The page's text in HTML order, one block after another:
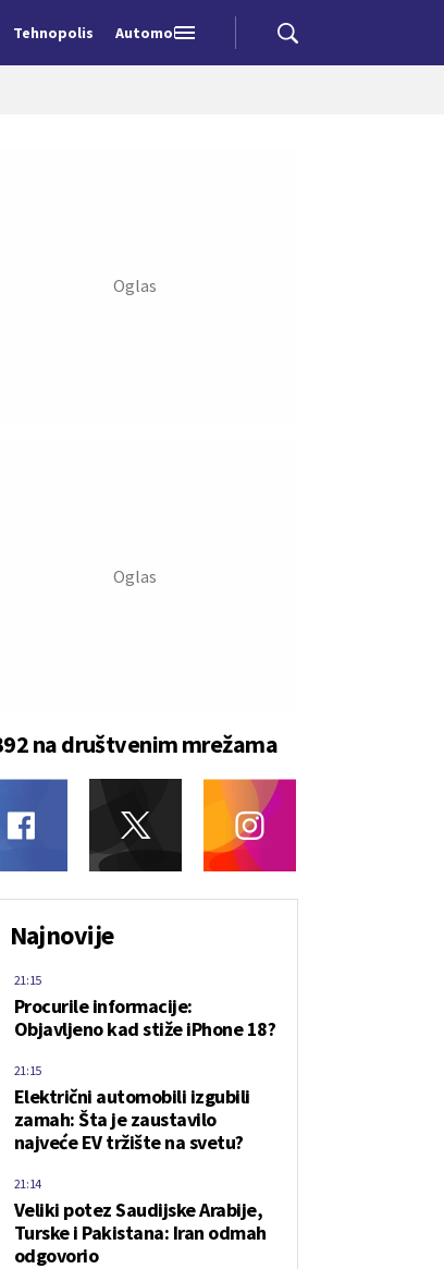
Tehnopolis Automobili
na društvenim mrežama
Najnovije
Procurile informacije:
Objavljeno kad stiže iPhone 18?
21:15
Električni automobili izgubili
zamah: Šta je zaustavilo
najveće EV tržište na svetu?
21:15
Veliki potez Saudijske Arabije,
Turske i Pakistana: Iran odmah
odgovorio
21:14